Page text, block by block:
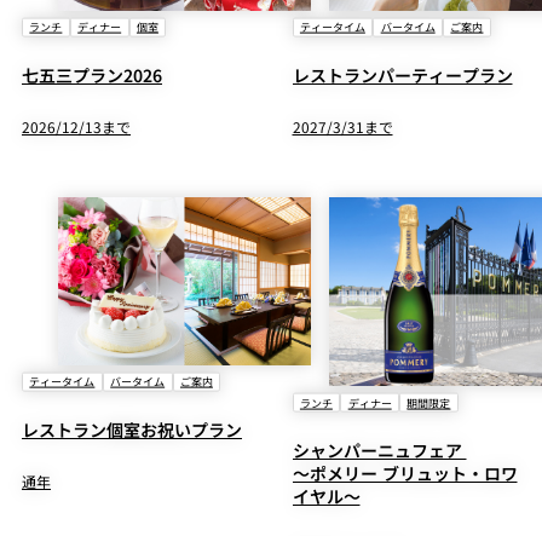
ランチ ディナー 個室
七五三プラン2026
2026/12/13まで
ティータイム バータイム ご案内
レストランパーティープラン
2027/3/31まで
ティータイム バータイム ご案内
レストラン個室お祝いプラン
通年
ランチ ディナー 期間限定
シャンパーニュフェア
～ポメリー ブリュット・ロワ
イヤル～